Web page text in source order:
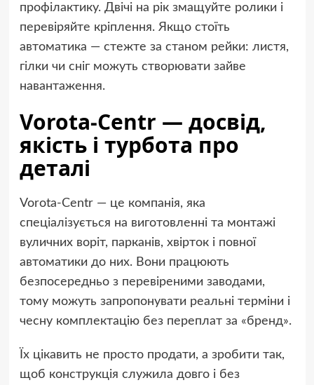
профілактику. Двічі на рік змащуйте ролики і
перевіряйте кріплення. Якщо стоїть
автоматика — стежте за станом рейки: листя,
гілки чи сніг можуть створювати зайве
навантаження.
Vorota-Centr — досвід,
якість і турбота про
деталі
Vorota-Centr — це компанія, яка
спеціалізується на виготовленні та монтажі
вуличних воріт, парканів, хвірток і повної
автоматики до них. Вони працюють
безпосередньо з перевіреними заводами,
тому можуть запропонувати реальні терміни і
чесну комплектацію без переплат за «бренд».
Їх цікавить не просто продати, а зробити так,
щоб конструкція служила довго і без